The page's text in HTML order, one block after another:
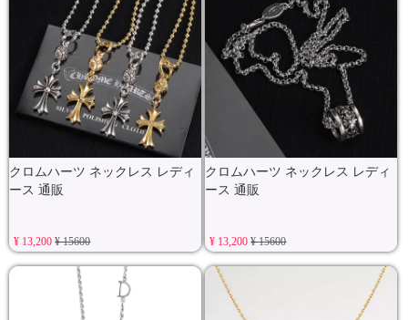
クロムハーツ ネックレス レディ
ース 通販
¥ 13,200¥ 15600
クロムハーツ ネックレス レディ
ース 通販
¥ 13,200¥ 15600